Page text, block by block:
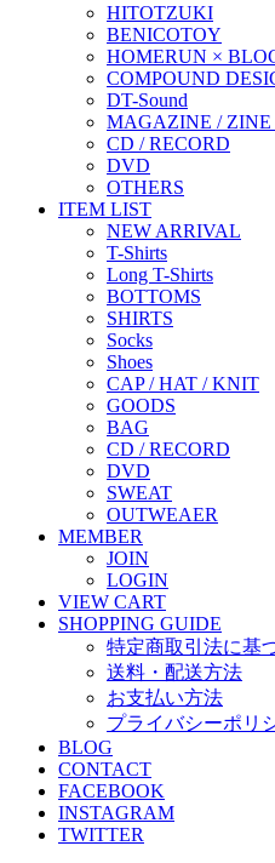
HITOTZUKI
BENICOTOY
HOMERUN ×
COMPOUND
DT-Sound
MAGAZINE / ZINE
CD / RECORD
DVD
OTHERS
ITEM LIST
NEW ARRIVAL
T-Shirts
Long T-Shirts
BOTTOMS
SHIRTS
Socks
Shoes
CAP / HAT / KNIT
GOODS
BAG
CD / RECORD
DVD
SWEAT
OUTWEAER
MEMBER
JOIN
LOGIN
VIEW CART
SHOPPING GUIDE
特定商取引法に基
送料・配送方法
お支払い方法
プライバシーポリ
BLOG
CONTACT
FACEBOOK
INSTAGRAM
TWITTER